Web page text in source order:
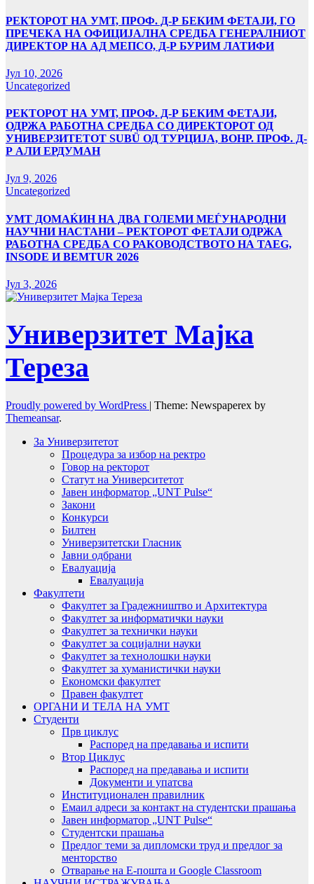
РЕКТОРОТ НА УМТ, ПРОФ. Д-Р БЕКИМ ФЕТАЈИ, ГО
ПРЕЧЕКА НА ОФИЦИЈАЛНА СРЕДБА ГЕНЕРАЛНИОТ
ДИРЕКТОР НА АД МЕПСО, Д-Р БУРИМ ЛАТИФИ
Јул 10, 2026
Uncategorized
РЕКТОРОТ НА УМТ, ПРОФ. Д-Р БЕКИМ ФЕТАЈИ,
ОДРЖА РАБОТНА СРЕДБА СО ДИРЕКТОРОТ ОД
УНИВЕРЗИТЕТОТ SUBÜ ОД ТУРЦИЈА, ВОНР. ПРОФ. Д-
Р АЛИ ЕРДУМАН
Јул 9, 2026
Uncategorized
УMТ ДОМАЌИН НА ДВА ГОЛЕМИ МЕЃУНАРОДНИ
НАУЧНИ НАСТАНИ – РЕКТОРОТ ФЕТАЈИ ОДРЖА
РАБОТНА СРЕДБА СО РАКОВОДСТВОТО НА TAEG,
INSODE И BEMTUR 2026
Јул 3, 2026
Универзитет Мајка
Тереза
Proudly powered by WordPress | Theme: Newspaperex by
Themeansar.
За Универзитетот
Процедура за избор на ректро
Говор на ректорот
Статут на Университетот
Јавен информатор „UNT Pulse“
Закони
Конкурси
Билтен
Универзитетски Гласник
Јавни одбрани
Евалуација
Евалуација
Факултети
Факултет за Градежништво и Архитектура
Факултет за информатички науки
Факултет за технички науки
Факултет за социјални науки
Факултет за технолошки науки
Факултет за хуманистички науки
Економски факултет
Правен факултет
ОРГАНИ И ТЕЛА НА УМТ
Студенти
Прв циклус
Распоред на предавањa и испити
Втор Циклус
Распоред на предавањa и испити
Документи и упатсва
Институционален правилник
Емаил адреси за контакт на студентски прашања
Јавен информатор „UNT Pulse“
Студентски прашања
Предлог теми за дипломски труд и предлог за
менторство
Отварање на Е-пошта и Google Classroom